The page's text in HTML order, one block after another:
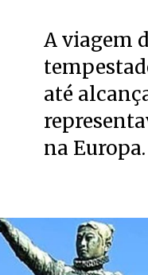
A viagem
até
na Europa.